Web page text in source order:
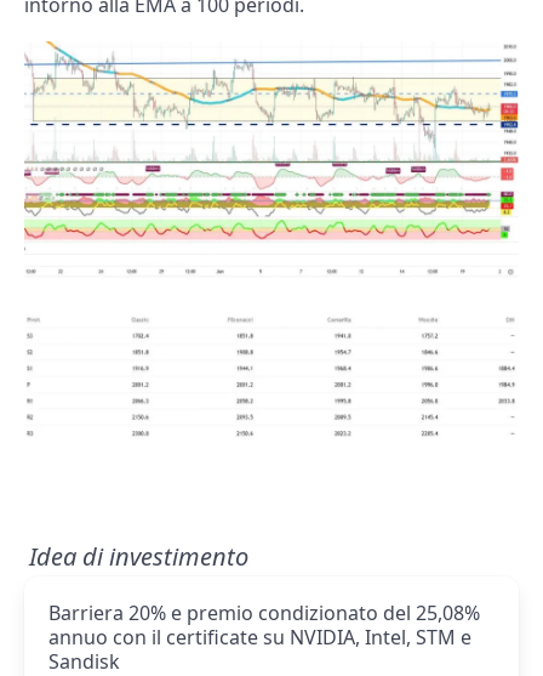
Idea di investimento
Barriera 20% e premio condizionato del 25,08%
annuo con il certificate su NVIDIA, Intel, STM e
Sandisk